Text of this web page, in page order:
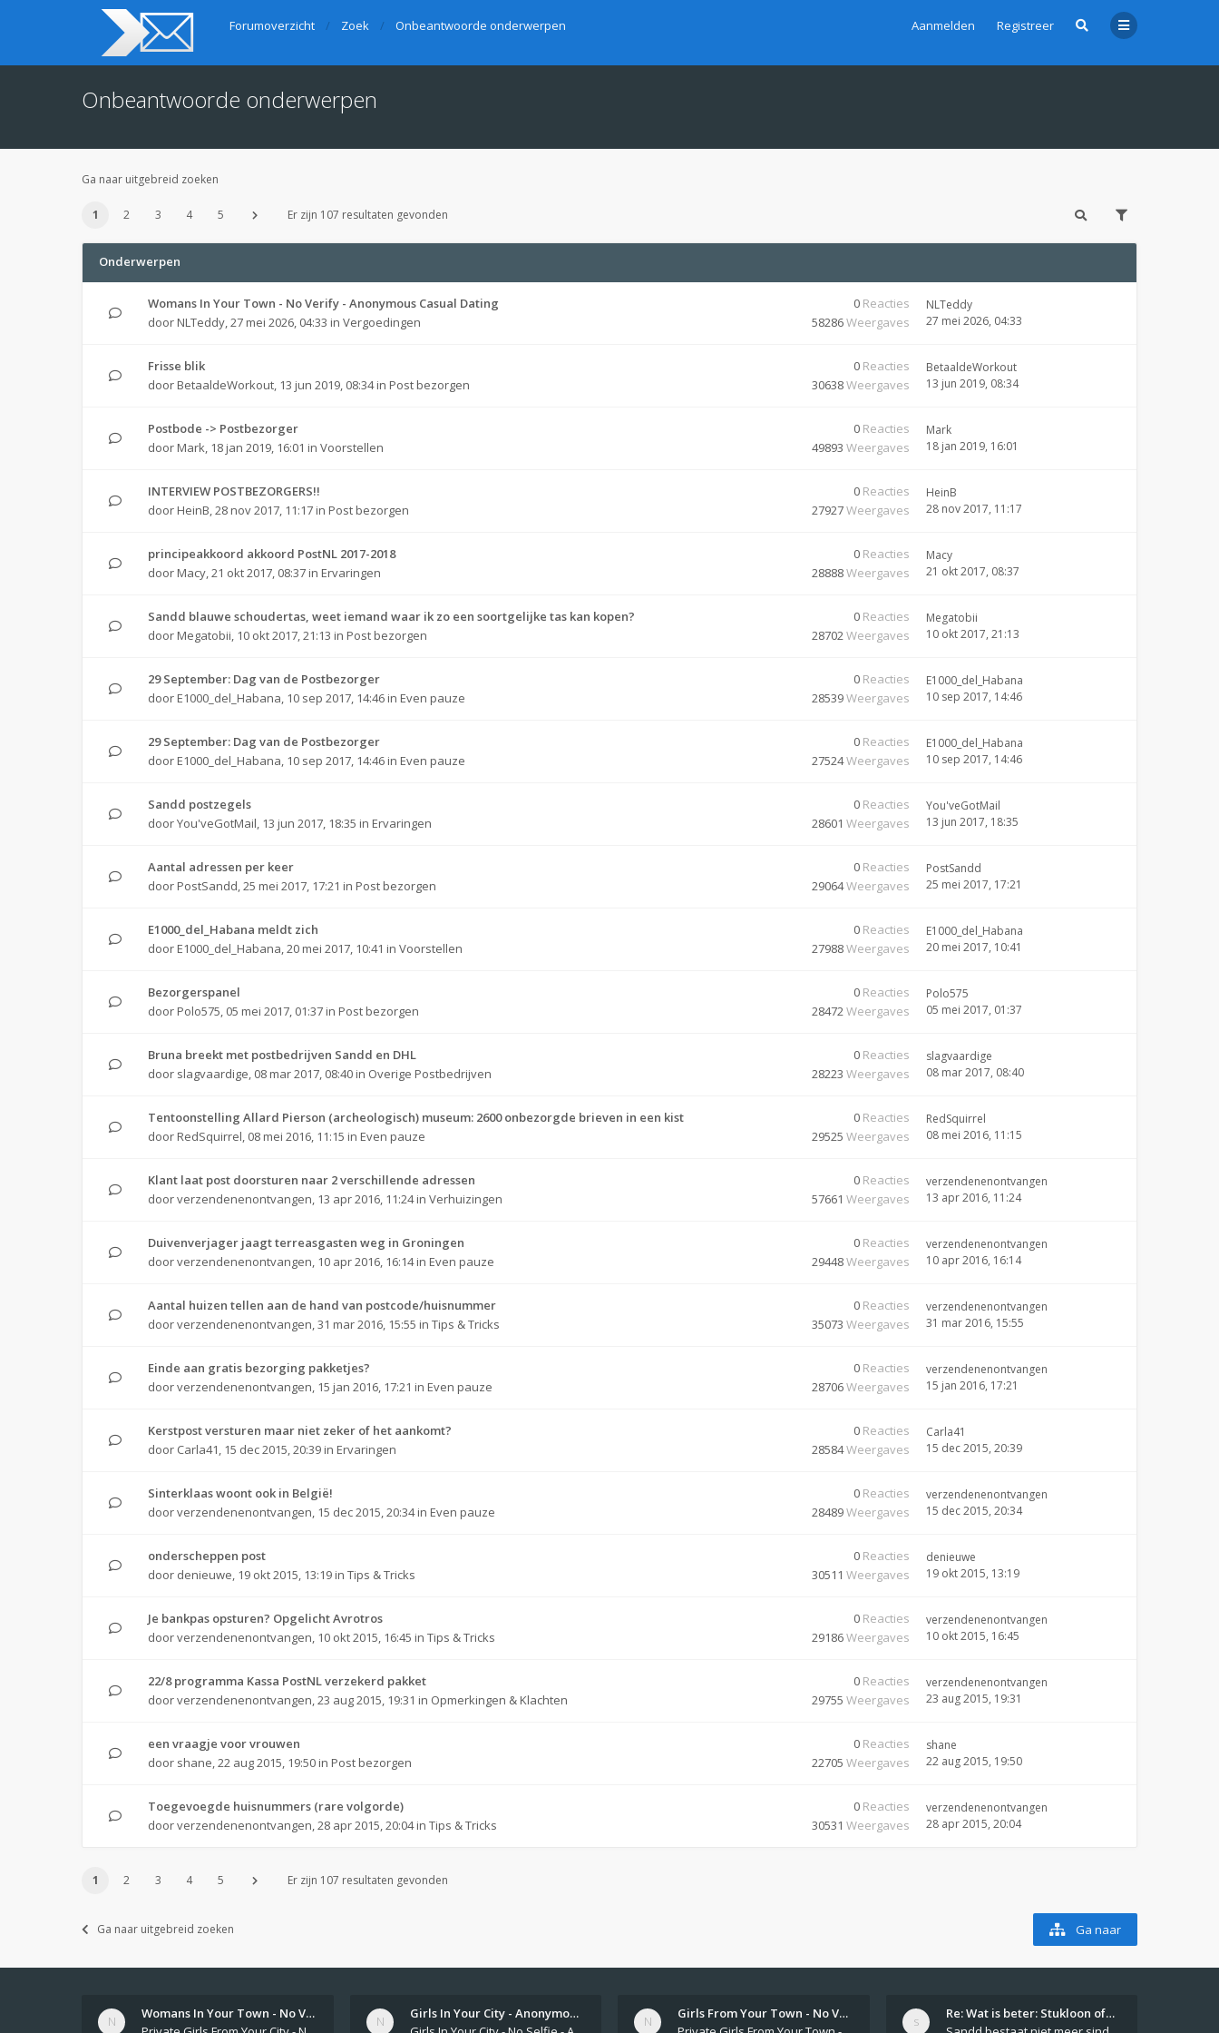
Aanmelden Registreer
Forumoverzicht Zoek Onbeantwoorde onderwerpen
Onbeantwoorde onderwerpen
Ga naar uitgebreid zoeken
1 2 3 4 5 Er zijn 107 resultaten gevonden
Onderwerpen
Womans In Your Town - No Verify - Anonymous Casual Dating
door NLTeddy,27 mei 2026, 04:33 in Vergoedingen
0 Reacties
58286Weergaves
NLTeddy
27 mei 2026, 04:33
Frisse blik
door BetaaldeWorkout, 13 jun 2019, 08:34in Post bezorgen
0 Reacties
30638Weergaves
BetaaldeWorkout
13 jun 2019, 08:34
Postbode -> Postbezorger
door Mark, 18 jan 2019, 16:01 in Voorstellen
0 Reacties
49893 Weergaves
Mark
18 jan 2019, 16:01
INTERVIEW POSTBEZORGERS!!
door HeinB,28 nov 2017, 11:17 in Post bezorgen
0 Reacties
27927Weergaves
HeinB
28 nov 2017, 11:17
principeakkoord akkoord PostNL 2017-2018
door Macy,21 okt 2017, 08:37 in Ervaringen
0 Reacties
28888Weergaves
Macy
21 okt 2017, 08:37
Sandd blauwe schoudertas, weet iemand waar ik zo een soortgelijke tas kan kopen?
door Megatobii, 10 okt 2017, 21:13 in Post bezorgen
0 Reacties
28702Weergaves
Megatobii
10 okt 2017, 21:13
29 September: Dag van de Postbezorger
door E1000_del_Habana, 10 sep 2017, 14:46 in Even pauze
0 Reacties
28539Weergaves
E1000_del_Habana
10 sep 2017, 14:46
29 September: Dag van de Postbezorger
door E1000_del_Habana, 10 sep 2017, 14:46 in Even pauze
0 Reacties
27524Weergaves
E1000_del_Habana
10 sep 2017, 14:46
Sandd postzegels
doorYou'veGotMail, 13 jun 2017, 18:35 in Ervaringen
0 Reacties
28601 Weergaves
You'veGotMail
13 jun 2017, 18:35
Aantal adressen per keer
door PostSandd,25 mei 2017, 17:21 in Post bezorgen
0 Reacties
29064Weergaves
PostSandd
25 mei 2017, 17:21
E1000_del_Habana meldt zich
door E1000_del_Habana,20 mei 2017, 10:41 in Voorstellen
0 Reacties
27988Weergaves
E1000_del_Habana
20 mei 2017, 10:41
Bezorgerspanel
door Polo575, 05 mei 2017, 01:37 in Post bezorgen
0 Reacties
28472Weergaves
Polo575
05 mei 2017, 01:37
Bruna breekt met postbedrijven Sandd en DHL
door slagvaardige, 08 mar 2017, 08:40 in Overige Postbedrijven
0 Reacties
28223 Weergaves
slagvaardige
08 mar 2017, 08:40
Tentoonstelling Allard Pierson (archeologisch) museum: 2600 onbezorgde brieven in een kist
door RedSquirrel, 08 mei 2016, 11:15 in Even pauze
0 Reacties
29525 Weergaves
RedSquirrel
08 mei 2016, 11:15
Klant laat post doorsturen naar 2 verschillende adressen
doorverzendenenontvangen, 13 apr 2016, 11:24in Verhuizingen
0 Reacties
57661 Weergaves
verzendenenontvangen
13 apr 2016, 11:24
Duivenverjager jaagt terreasgasten weg in Groningen
doorverzendenenontvangen, 10 apr 2016, 16:14in Even pauze
0 Reacties
29448Weergaves
verzendenenontvangen
10 apr 2016, 16:14
Aantal huizen tellen aan de hand van postcode/huisnummer
doorverzendenenontvangen,31 mar 2016, 15:55 in Tips & Tricks
0 Reacties
35073 Weergaves
verzendenenontvangen
31 mar 2016, 15:55
Einde aan gratis bezorging pakketjes?
doorverzendenenontvangen, 15 jan 2016, 17:21 in Even pauze
0 Reacties
28706Weergaves
verzendenenontvangen
15 jan 2016, 17:21
Kerstpost versturen maar niet zeker of het aankomt?
door Carla41, 15 dec 2015, 20:39 in Ervaringen
0 Reacties
28584Weergaves
Carla41
15 dec 2015, 20:39
Sinterklaas woont ook in België!
doorverzendenenontvangen, 15 dec 2015, 20:34in Even pauze
0 Reacties
28489Weergaves
verzendenenontvangen
15 dec 2015, 20:34
onderscheppen post
door denieuwe, 19 okt 2015, 13:19 in Tips & Tricks
0 Reacties
30511 Weergaves
denieuwe
19 okt 2015, 13:19
Je bankpas opsturen? Opgelicht Avrotros
doorverzendenenontvangen, 10 okt 2015, 16:45 in Tips & Tricks
0 Reacties
29186Weergaves
verzendenenontvangen
10 okt 2015, 16:45
22/8 programma Kassa PostNL verzekerd pakket
doorverzendenenontvangen,23 aug 2015, 19:31 in Opmerkingen & Klachten
0 Reacties
29755 Weergaves
verzendenenontvangen
23 aug 2015, 19:31
een vraagje voor vrouwen
door shane,22 aug 2015, 19:50 in Post bezorgen
0 Reacties
22705 Weergaves
shane
22 aug 2015, 19:50
Toegevoegde huisnummers (rare volgorde)
doorverzendenenontvangen,28 apr 2015, 20:04in Tips & Tricks
0 Reacties
30531 Weergaves
verzendenenontvangen
28 apr 2015, 20:04
1 2 3 4 5 Er zijn 107 resultaten gevonden
Ga naar uitgebreid zoeken Ga naar
Womans In Your Town - No Veri…
Girls In Your City - Anonymou…
Girls From Your Town - No Ver…
Re: Wat is beter: Stukloon of…